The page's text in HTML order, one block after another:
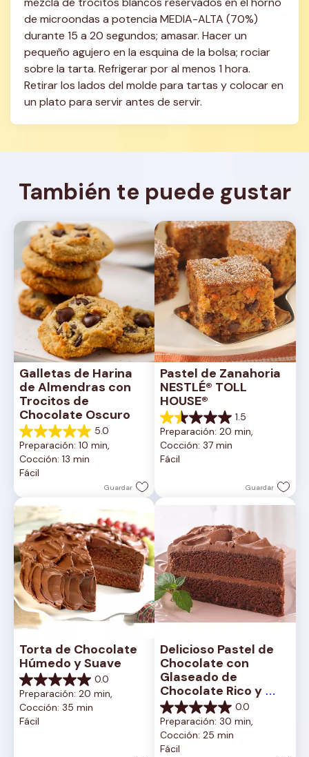
de microondas a potencia MEDIA-ALTA (70%)
durante 15 a 20 segundos; amasar. Hacer un
pequeño agujero en la esquina de la bolsa; rociar
sobre la tarta. Refrigerar por al menos 1 hora.
Retirar los lados del molde para tartas y colocar en
un plato para servir antes de servir.
También te puede gustar
Galletas de Harina
de Almendras con
Trocitos de
Chocolate Oscuro
5.0
5.0
de
5
estrellas.
reseña
Preparación: 10 min,
Cocción: 13 min
Fácil
Guardar
Pastel de Zanahoria
NESTLÉ® TOLL
HOUSE®
1.5
1.5
de
5
estrellas.
Preparación: 20 min,
Cocción: 37 min
Fácil
Guardar
Torta de Chocolate
Húmedo y Suave
0.0
0.0
de
5
estrellas.
Preparación: 20 min,
Cocción: 35 min
Fácil
Delicioso Pastel de
Chocolate con
Glaseado de
Chocolate Rico y
Cremoso
0.0
0.0
de
5
estrellas.
Preparación: 30 min,
Cocción: 25 min
Fácil